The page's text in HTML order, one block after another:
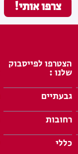
הצטרפו לפייסבוק
שלנו :
גבעתיים
רחובות
כללי